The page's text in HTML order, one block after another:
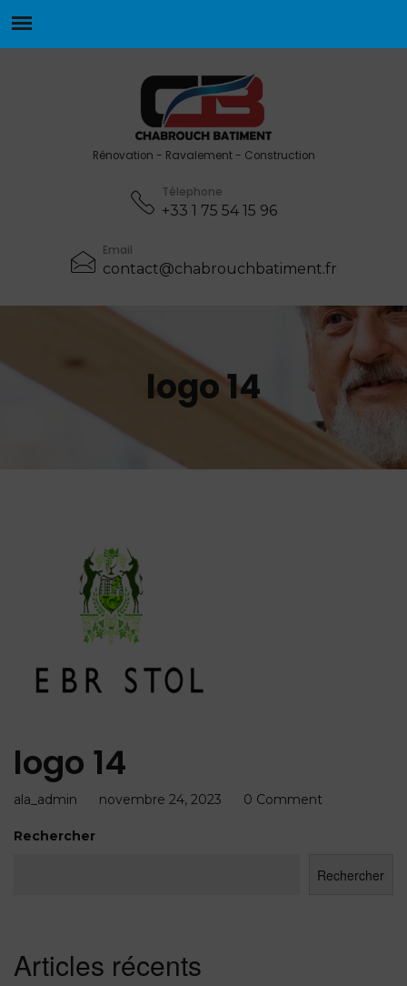
Rénovation - Ravalement - Construction
Télephone
+33 1 75 54 15 96
Email
contact@chabrouchbatiment.fr
logo 14
logo 14
ala_admin novembre 24, 2023 0 Comment
Rechercher
Rechercher
Articles récents